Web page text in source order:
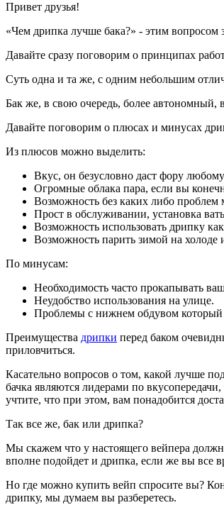
Привет друзья!
«Чем дрипка лучше бака?» - этим вопросом
Давайте сразу поговорим о принципах
Суть одна и та же, с одним небольшим
Бак же, в свою очередь, более автономный,
Давайте поговорим о плюсах и минусах
Из плюсов можно выделить:
Вкус, он безусловно даст фору
Огромные облака пара, если вы
Возможность без каких либо проблем
Прост в обслуживании, установка
Возможность использовать дрипку
Возможность парить зимой на холоде
По минусам:
Необходимость часто прокапывать
Неудобство использования на улице.
Проблемы с нижнем обдувом который
Преимущества дрипки перед баком
приловчиться.
Касательно вопросов о том, какой лучше
бачка являются лидерами по
учтите, что при этом, вам понадобится
Так все же, бак или дрипка?
Мы скажем что у настоящего вейпера
вполне подойдет и дрипка, если же вы все
Но где можно купить вейп спросите вы?
дрипку, мы думаем вы разберетесь.